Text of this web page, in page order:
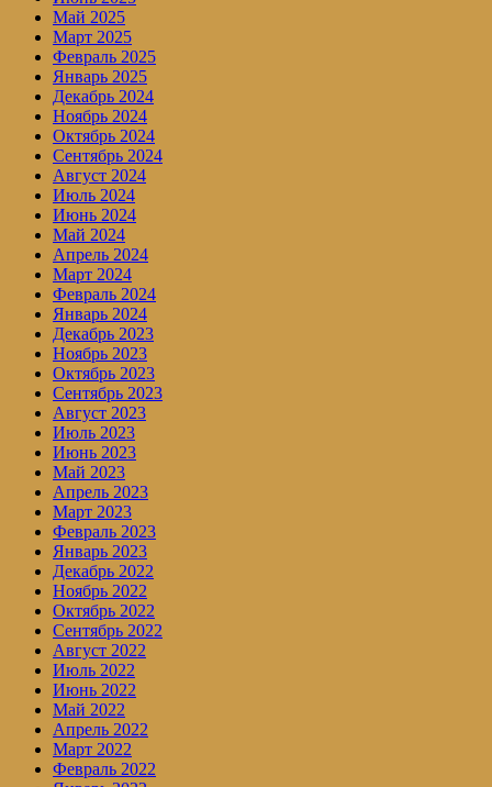
Май 2025
Март 2025
Февраль 2025
Январь 2025
Декабрь 2024
Ноябрь 2024
Октябрь 2024
Сентябрь 2024
Август 2024
Июль 2024
Июнь 2024
Май 2024
Апрель 2024
Март 2024
Февраль 2024
Январь 2024
Декабрь 2023
Ноябрь 2023
Октябрь 2023
Сентябрь 2023
Август 2023
Июль 2023
Июнь 2023
Май 2023
Апрель 2023
Март 2023
Февраль 2023
Январь 2023
Декабрь 2022
Ноябрь 2022
Октябрь 2022
Сентябрь 2022
Август 2022
Июль 2022
Июнь 2022
Май 2022
Апрель 2022
Март 2022
Февраль 2022